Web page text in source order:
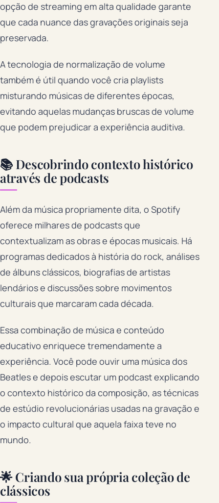
opção de streaming em alta qualidade garante
que cada nuance das gravações originais seja
preservada.
A tecnologia de normalização de volume
também é útil quando você cria playlists
misturando músicas de diferentes épocas,
evitando aquelas mudanças bruscas de volume
que podem prejudicar a experiência auditiva.
📚 Descobrindo contexto histórico
através de podcasts
Além da música propriamente dita, o Spotify
oferece milhares de podcasts que
contextualizam as obras e épocas musicais. Há
programas dedicados à história do rock, análises
de álbuns clássicos, biografias de artistas
lendários e discussões sobre movimentos
culturais que marcaram cada década.
Essa combinação de música e conteúdo
educativo enriquece tremendamente a
experiência. Você pode ouvir uma música dos
Beatles e depois escutar um podcast explicando
o contexto histórico da composição, as técnicas
de estúdio revolucionárias usadas na gravação e
o impacto cultural que aquela faixa teve no
mundo.
🌟 Criando sua própria coleção de
clássicos